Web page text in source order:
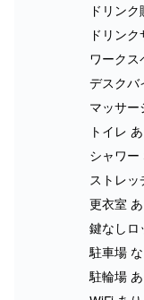
ドリン
ドリン
ワークス
デスクバ
マッサー
トイレ
シャワー
ストレッ
更衣室 あ
鍵なしロ
駐車場
駐輪場 あ